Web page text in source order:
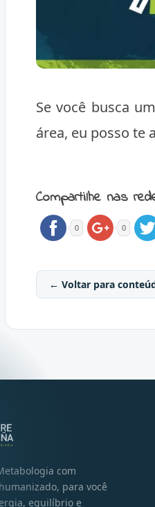
Se você busca
área, eu posso te
Compartilhe nas
0 0
← Voltar para
com
para você
equilíbrio e